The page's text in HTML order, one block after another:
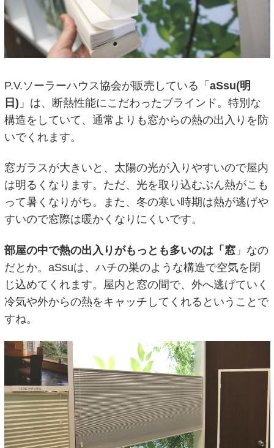
P.V.ソーラーハウス協会が販売している「 aSsu(明
日) 」は、断熱性能にこだわったブラインド。特別な
構造をしていて、通常よりも窓からの熱の出入りを防
いでくれます。
窓ガラスが大きいと、太陽の光が入りやすいので屋内
は明るくなります。ただ、光を取り込むぶん熱がこも
って暑くなりがち。また、冬の寒い時期は熱が逃げや
すいので窓際は暖かくなりにくいです。
部屋の中で熱の出入りがもっとも多いのは「窓」なの
だとか。aSsuは、ハチの巣のような構造で空気を閉
じ込めてくれます。屋内と窓の間で、外へ逃げていく
冷気や外からの熱をキャッチしてくれるということで
すね。